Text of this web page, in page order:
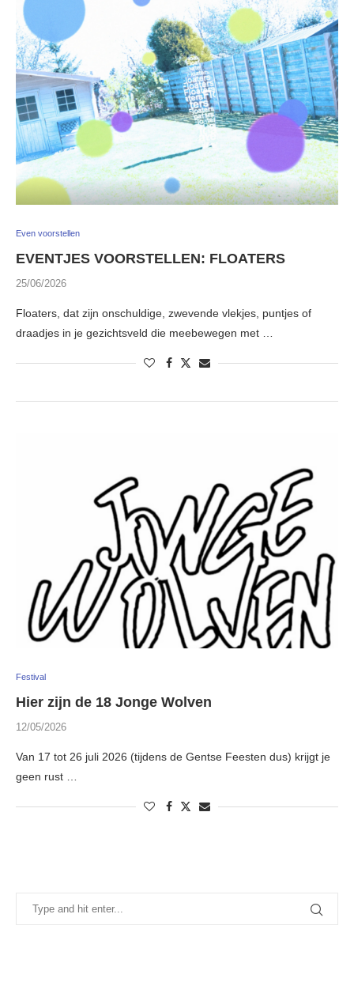
Even voorstellen
EVENTJES VOORSTELLEN: FLOATERS
25/06/2026
Floaters, dat zijn onschuldige, zwevende vlekjes, puntjes of
draadjes in je gezichtsveld die meebewegen met …
Festival
Hier zijn de 18 Jonge Wolven
12/05/2026
Van 17 tot 26 juli 2026 (tijdens de Gentse Feesten dus) krijgt je
geen rust …